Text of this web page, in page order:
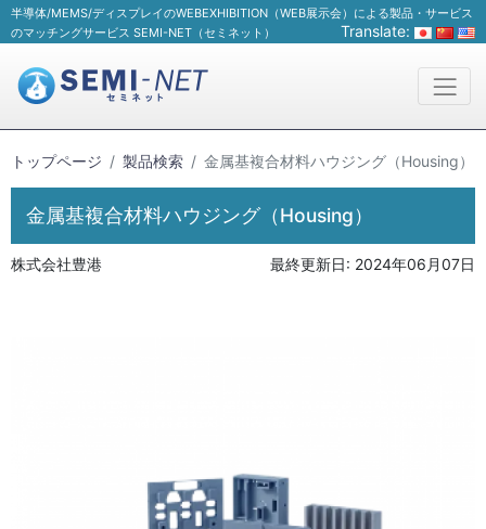
半導体/MEMS/ディスプレイのWEBEXHIBITION（WEB展示会）による製品・サービス
のマッチングサービス SEMI-NET（セミネット）
Translate:
トップページ 製品検索 金属基複合材料ハウジング（Housing）
金属基複合材料ハウジング（Housing）
株式会社豊港 最終更新日: 2024年06月07日